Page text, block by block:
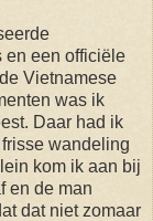
en een officiële
Vietnamese
was ik
Daar had ik
wandeling
kom ik aan bij
en de man
dat niet zomaar